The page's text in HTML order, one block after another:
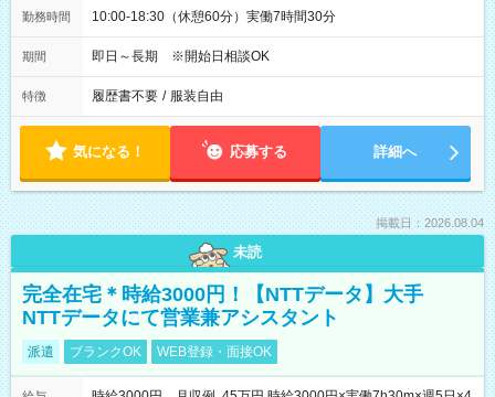
勤務時間 10:00-18:30（休憩60分）実働7時間30分
期間 即日～長期 ※開始日相談OK
特徴 履歴書不要 / 服装自由
気になる！ 応募する 詳細へ
掲載日：2026.08.04
未読
完全在宅＊時給3000円！【NTTデータ】大手
NTTデータにて営業兼アシスタント
派遣 ブランクOK WEB登録・面接OK